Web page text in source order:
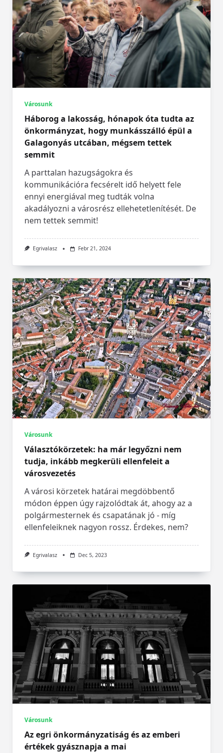
Városunk
Háborog a lakosság, hónapok óta tudta az
önkormányzat, hogy munkásszálló épül a
Galagonyás utcában, mégsem tettek
semmit
A parttalan hazugságokra és
kommunikációra fecsérelt idő helyett fele
ennyi energiával meg tudták volna
akadályozni a városrész ellehetetlenítését. De
nem tettek semmit!
Egrivalasz Febr 21, 2024
Városunk
Választókörzetek: ha már legyőzni nem
tudja, inkább megkerüli ellenfeleit a
városvezetés
A városi körzetek határai megdöbbentő
módon éppen úgy rajzolódtak át, ahogy az a
polgármesternek és csapatának jó - míg
ellenfeleiknek nagyon rossz. Érdekes, nem?
Egrivalasz Dec 5, 2023
Városunk
Az egri önkormányzatiság és az emberi
értékek gyásznapja a mai